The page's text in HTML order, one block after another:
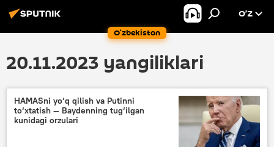
O‘zbekiston
O’Z
20.11.2023 yangiliklari
HAMASni yo‘q qilish va Putinni
to‘xtatish — Baydenning tug‘ilgan
kunidagi orzulari